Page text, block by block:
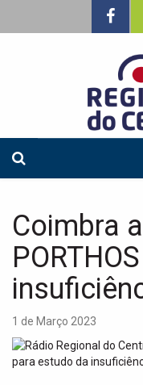
Coimbra
1 de Março 2023